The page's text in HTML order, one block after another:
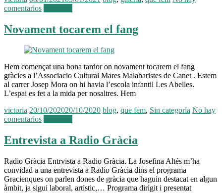
comentarios
Novament tocarem el fang
Hem començat una bona tardor on novament tocarem el fang
gràcies a l’Associacio Cultural Mares Malabaristes de Canet . Estem
al carrer Josep Mora on hi havia l’escola infantil Les Abelles.
L’espai es fet a la mida per nosaltres. Hem
victoria 20/10/202020/10/2020 blog, que fem, Sin categoría No hay
comentarios
Entrevista a Radio Gràcia
Radio Gràcia Entrvista a Radio Gràcia. La Josefina Altés m’ha
convidad a una entrevista a Radio Gràcia dins el programa
Gracienques on parlen dones de gràcia que haguin destacat en algun
àmbit, ja sigui laboral, artistic,… Programa dirigit i presentat